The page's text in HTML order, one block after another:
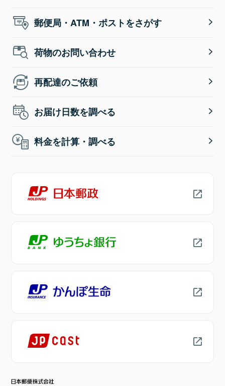
郵便局・ATM・ポストをさがす
荷物のお問い合わせ
再配達のご依頼
お届け日数を調べる
料金を計算・調べる